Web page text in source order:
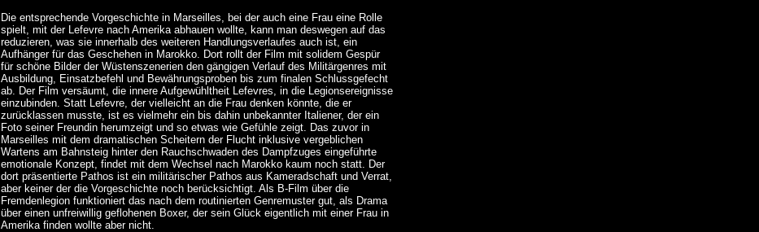
Die entsprechende Vorgeschichte in Marseilles, bei der auch eine Frau eine Rolle
spielt, mit der Lefevre nach Amerika abhauen wollte, kann man deswegen auf das
reduzieren, was sie innerhalb des weiteren Handlungsverlaufes auch ist, ein
Aufhänger für das Geschehen in Marokko. Dort rollt der Film mit solidem Gespür
für schöne Bilder der Wüstenszenerien den gängigen Verlauf des Militärgenres mit
Ausbildung, Einsatzbefehl und Bewährungsproben bis zum finalen Schlussgefecht
ab. Der Film versäumt, die innere Aufgewühltheit Lefevres, in die Legionsereignisse
einzubinden. Statt Lefevre, der vielleicht an die Frau denken könnte, die er
zurücklassen musste, ist es vielmehr ein bis dahin unbekannter Italiener, der ein
Foto seiner Freundin herumzeigt und so etwas wie Gefühle zeigt. Das zuvor in
Marseilles mit dem dramatischen Scheitern der Flucht inklusive vergeblichen
Wartens am Bahnsteig hinter den Rauchschwaden des Dampfzuges eingeführte
emotionale Konzept, findet mit dem Wechsel nach Marokko kaum noch statt. Der
dort präsentierte Pathos ist ein militärischer Pathos aus Kameradschaft und Verrat,
aber keiner der die Vorgeschichte noch berücksichtigt. Als B-Film über die
Fremdenlegion funktioniert das nach dem routinierten Genremuster gut, als Drama
über einen unfreiwillig geflohenen Boxer, der sein Glück eigentlich mit einer Frau in
Amerika finden wollte aber nicht.